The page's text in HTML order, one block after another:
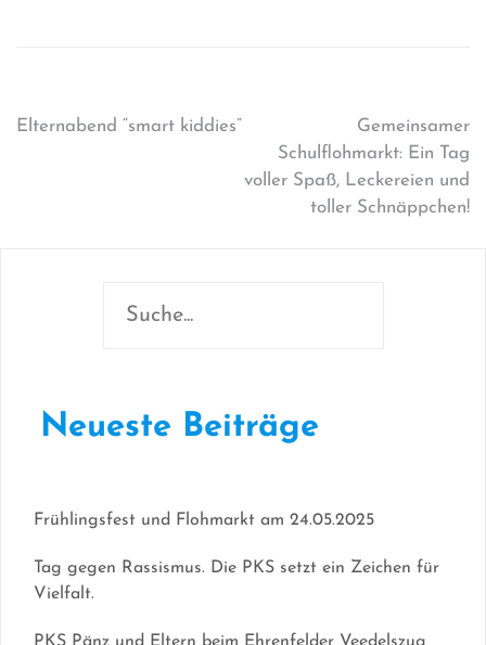
Elternabend “smart kiddies”
Gemeinsamer
Schulflohmarkt: Ein Tag
voller Spaß, Leckereien und
toller Schnäppchen!
Neueste Beiträge
Frühlingsfest und Flohmarkt am 24.05.2025
Tag gegen Rassismus. Die PKS setzt ein Zeichen für
Vielfalt.